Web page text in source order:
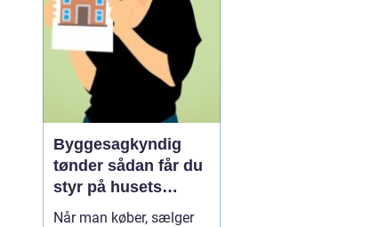
mest sikre løs...
Byggesagkyndig
tønder sådan får du
styr på husets
tilstand
Når man køber, sælger